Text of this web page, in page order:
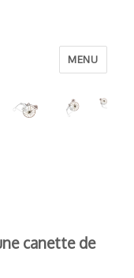
MENU
canette de